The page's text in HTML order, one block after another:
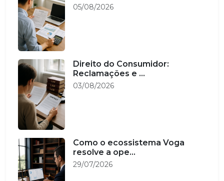
05/08/2026
Direito do Consumidor:
Reclamações e ...
03/08/2026
Como o ecossistema Voga
resolve a ope...
29/07/2026